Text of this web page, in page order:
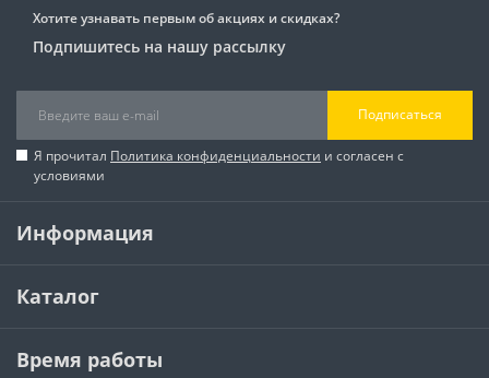
Хотите узнавать первым об акциях и скидках?
Подпишитесь на нашу рассылку
Подписаться
Я прочитал Политика конфиденциальности и согласен с
условиями
Информация
Каталог
Время работы